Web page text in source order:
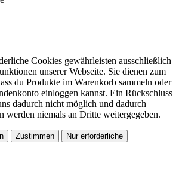
Cookies gewährleisten ausschließlich
unserer Webseite. Sie dienen zum
du Produkte im Warenkorb sammeln oder
einloggen kannst. Ein Rückschluss
dadurch nicht möglich und dadurch
werden niemals an Dritte weitergegeben.
Zustimmen Nur erforderliche